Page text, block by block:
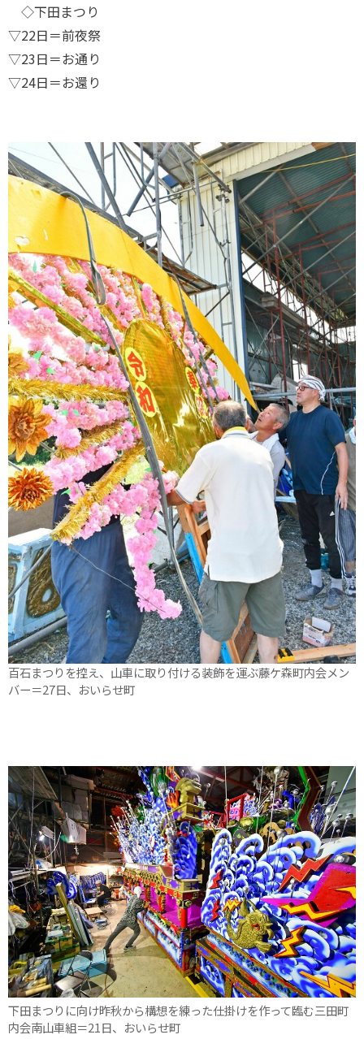
◇下田まつり
▽22日＝前夜祭
▽23日＝お通り
▽24日＝お還り
百石まつりを控え、山車に取り付ける装飾を運ぶ藤ケ森町内会メン
バー＝27日、おいらせ町
下田まつりに向け昨秋から構想を練った仕掛けを作って臨む三田町
内会南山車組＝21日、おいらせ町